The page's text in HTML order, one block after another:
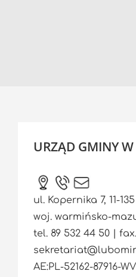
URZĄD GMINY
ul. Kopernika 7, 11-
woj. warmińsko-
tel. 89 532 44 50 |
AE:PL-52162-87916-